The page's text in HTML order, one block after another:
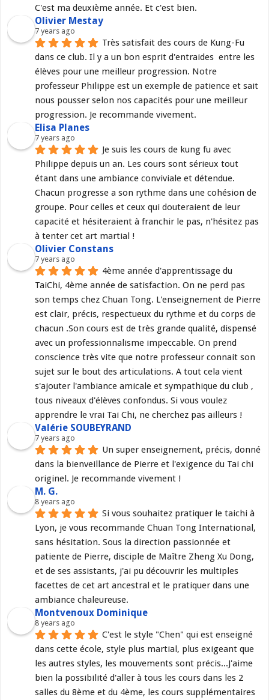
C'est ma deuxième année. Et c'est bien.
Olivier Mestay
7 years ago
Très satisfait des cours de Kung-Fu
dans ce club. Il y a un bon esprit d'entraides  entre les
élèves pour une meilleur progression. Notre
professeur Philippe est un exemple de patience et sait
nous pousser selon nos capacités pour une meilleur
progression. Je recommande vivement.
Elisa Planes
7 years ago
Je suis les cours de kung fu avec
Philippe depuis un an. Les cours sont sérieux tout
étant dans une ambiance conviviale et détendue.
Chacun progresse a son rythme dans une cohésion de
groupe. Pour celles et ceux qui douteraient de leur
capacité et hésiteraient à franchir le pas, n'hésitez pas
à tenter cet art martial !
Olivier Constans
7 years ago
4ème année d'apprentissage du
TaiChi, 4ème année de satisfaction. On ne perd pas
son temps chez Chuan Tong. L'enseignement de Pierre
est clair, précis, respectueux du rythme et du corps de
chacun .Son cours est de très grande qualité, dispensé
avec un professionnalisme impeccable. On prend
conscience très vite que notre professeur connait son
sujet sur le bout des articulations. A tout cela vient
s'ajouter l'ambiance amicale et sympathique du club ,
tous niveaux d'élèves confondus. Si vous voulez
apprendre le vrai Tai Chi, ne cherchez pas ailleurs !
Valérie SOUBEYRAND
7 years ago
Un super enseignement, précis, donné
dans la bienveillance de Pierre et l'exigence du Tai chi
originel. Je recommande vivement !
M. G.
8 years ago
Si vous souhaitez pratiquer le taichi à
Lyon, je vous recommande Chuan Tong International,
sans hésitation. Sous la direction passionnée et
patiente de Pierre, disciple de Maître Zheng Xu Dong,
et de ses assistants, j'ai pu découvrir les multiples
facettes de cet art ancestral et le pratiquer dans une
ambiance chaleureuse.
Montvenoux Dominique
8 years ago
C'est le style "Chen" qui est enseigné
dans cette école, style plus martial, plus exigeant que
les autres styles, les mouvements sont précis...J'aime
bien la possibilité d'aller à tous les cours dans les 2
salles du 8ème et du 4ème, les cours supplémentaires